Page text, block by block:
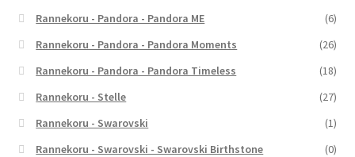
Rannekoru - Pandora - Pandora ME
(6)
Rannekoru - Pandora - Pandora Moments
(26)
Rannekoru - Pandora - Pandora Timeless
(18)
Rannekoru - Stelle
(27)
Rannekoru - Swarovski
(1)
Rannekoru - Swarovski - Swarovski Birthstone
(0)